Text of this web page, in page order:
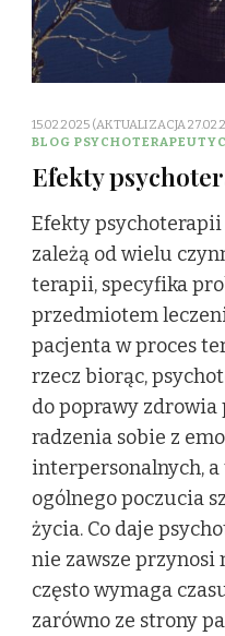
15.02.2025 (AKTUALIZACJA
BLOG
Efekty
Efekty
zależą od wielu
terapii, specyfika
przedmiotem
pacjenta w proces
rzecz biorąc,
do poprawy zdrowia
radzenia sobie z
interpersonalnych,
ogólnego poczucia
życia. Co daje
nie zawsze
często wymaga
zarówno ze strony